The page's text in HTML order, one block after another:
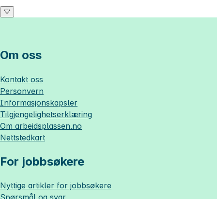
Om oss
Kontakt oss
Personvern
Informasjonskapsler
Tilgjengelighetserklæring
Om arbeidsplassen.no
Nettstedkart
For jobbsøkere
Nyttige artikler for jobbsøkere